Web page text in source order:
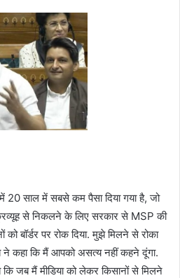
में 20 साल में सबसे कम पैसा दिया गया है, जो
से निकलने के लिए सरकार से MSP की
को बॉर्डर पर रोक दिया. मुझे मिलने से रोका
ने कहा कि मैं आपको असत्य नहीं कहने दूंगा.
कि जब मैं मीडिया को लेकर किसानों से मिलने